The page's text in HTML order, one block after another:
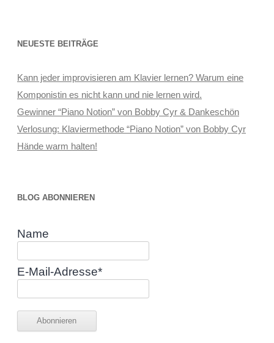
NEUESTE BEITRÄGE
Kann jeder improvisieren am Klavier lernen? Warum eine
Komponistin es nicht kann und nie lernen wird.
Gewinner “Piano Notion” von Bobby Cyr & Dankeschön
Verlosung: Klaviermethode “Piano Notion” von Bobby Cyr
Hände warm halten!
BLOG ABONNIEREN
Name
E-Mail-Adresse*